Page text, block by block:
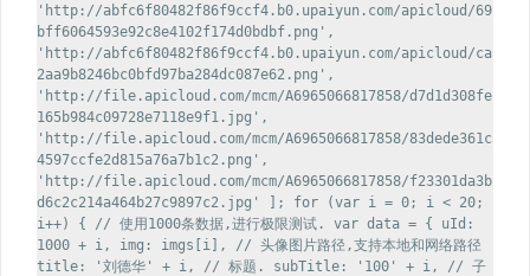
'http://abfc6f80482f86f9ccf4.b0.upaiyun.com/apicloud/69
bff6064593e92c8e4102f174d0bdbf.png',
'http://abfc6f80482f86f9ccf4.b0.upaiyun.com/apicloud/ca
2aa9b8246bc0bfd97ba284dc087e62.png',
'http://file.apicloud.com/mcm/A6965066817858/d7d1d308fe
165b984c09728e7118e9f1.jpg',
'http://file.apicloud.com/mcm/A6965066817858/83dede361c
4597ccfe2d815a76a7b1c2.png',
'http://file.apicloud.com/mcm/A6965066817858/f23301da3b
d6c2c214a464b27c9897c2.jpg' ]; for (var i = 0; i < 20;
i++) { // 使用1000条数据,进行极限测试. var data = { uId:
1000 + i, img: imgs[i], // 头像图片路径,支持本地和网络路径
title: '刘德华' + i, // 标题. subTitle: '100' + i, // 子